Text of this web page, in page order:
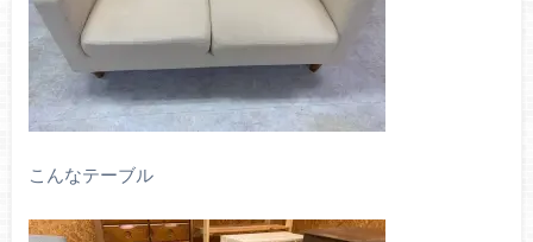
こんなテーブル